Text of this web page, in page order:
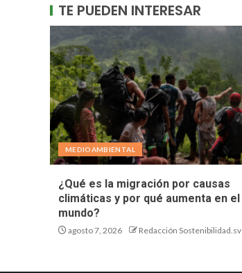
TE PUEDEN INTERESAR
MEDIOAMBIENTAL
¿Qué es la migración por causas
climáticas y por qué aumenta en el
mundo?
agosto 7, 2026 Redacción Sostenibilidad.sv